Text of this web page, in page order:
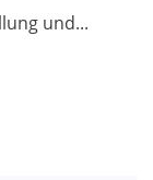
und...